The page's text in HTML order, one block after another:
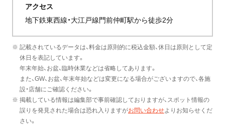
アクセス
地下鉄東西線・大江戸線門前仲町駅から徒歩2分
※ 記載されているデータは、料金は原則的に税込金額、休日は原則として定
休日を表記しています。
年末年始、お盆、臨時休業などは省略してあります。
また、GW、お盆、年末年始などは変更になる場合がございますので、各施
設・店舗にご確認ください。
※ 掲載している情報は編集部で事前確認しておりますが、スポット情報の
誤りを発見された場合は恐れ入りますがお問い合わせよりお知らせくだ
さい。